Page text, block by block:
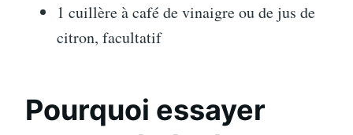
1 cuillère à café de vinaigre ou de jus de
citron, facultatif
Pourquoi essayer